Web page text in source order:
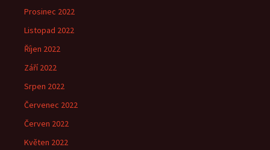
Prosinec 2022
Listopad 2022
Říjen 2022
Září 2022
Srpen 2022
Červenec 2022
Červen 2022
Květen 2022